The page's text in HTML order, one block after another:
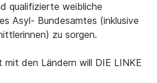
qualifizierte weibliche
Asyl- Bundesamtes (inklusive
zu sorgen.
mit den Ländern will DIE LINKE